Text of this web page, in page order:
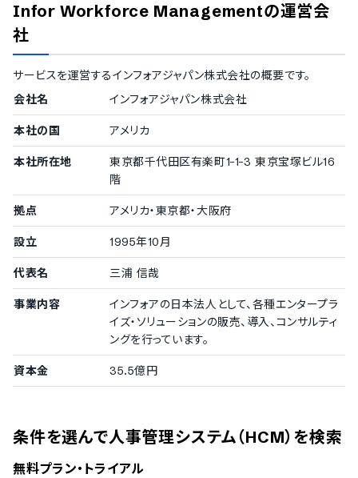
冗長化
シングルサインオン
対応言語
英語
中国語
オランダ語
ドイツ語
韓国語
ポルトガル語
スペイン語
スウェーデン語
アラビア語
インドネシア語
ブルガリア語
ヘブライ語
ポーランド語
Infor Workforce Managementの運営会
社
サービスを運営するインフォアジャパン株式会社の概要です。
会社名
インフォアジャパン株式会社
本社の国 アメリカ
本社所在地
東京都千代田区有楽町1-1-3 東京宝塚ビル16
階
拠点 アメリカ・東京都・大阪府
設立 1995年10月
代表名 三浦 信哉
事業内容
インフォアの日本法人として、各種エンタープラ
イズ・ソリューションの販売、導入、コンサルティ
ングを行っています。
資本金 35.5億円
条件を選んで人事管理システム（HCM）を検索
無料プラン・トライアル